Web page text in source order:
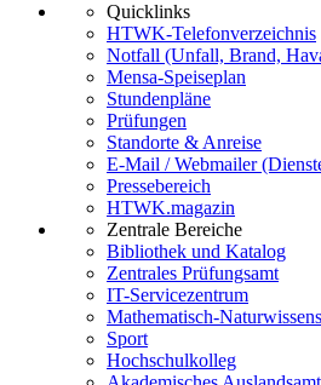
Quicklinks
HTWK-Telefonverzeichnis
Notfall (Unfall, Brand,
Mensa-Speiseplan
Stundenpläne
Prüfungen
Standorte & Anreise
E-Mail / Webmailer
Pressebereich
HTWK.magazin
Zentrale Bereiche
Bibliothek und Katalog
Zentrales Prüfungsamt
IT-Servicezentrum
Mathematisch-
Sport
Hochschulkolleg